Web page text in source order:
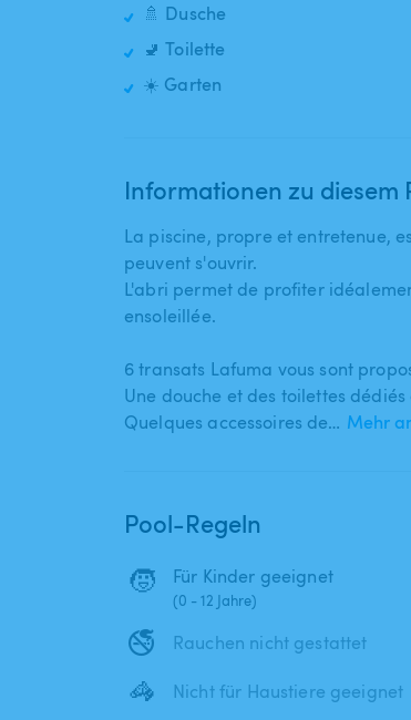
🚿 Dusche
🚽 Toilette
☀️ Garten
Informationen zu diesem
La piscine​,​ propre et entretenue​,​
peuvent s'ouvrir.
L'abri permet de profiter
ensoleillée.
6 transats Lafuma vous sont
Une douche et des toilettes
Quelques accessoires de… Mehr
Pool-Regeln
🧒 Für Kinder geeignet
(0 - 12 Jahre)
🚭 Rauchen nicht gestattet
🦓 Nicht für Haustiere geeignet